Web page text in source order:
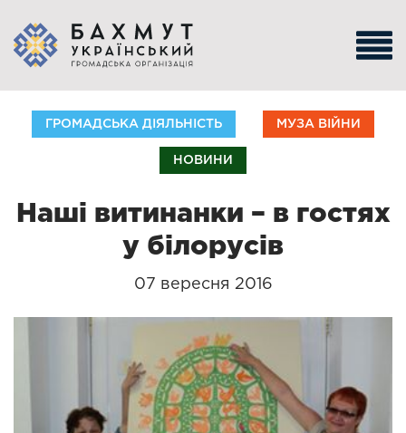
ГРОМАДСЬКА ДІЯЛЬНІСТЬ МУЗА ВІЙНИ
НОВИНИ
Наші витинанки – в гостях
у білорусів
07 вересня 2016